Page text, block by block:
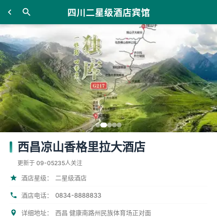
四川二星级酒店宾馆
西昌凉山香格里拉大酒店
更新于 09-05235人关注
酒店星级： 二星级酒店
酒店电话： 0834-8888833
详细地址： 西昌 健康南路州民族体育场正对面